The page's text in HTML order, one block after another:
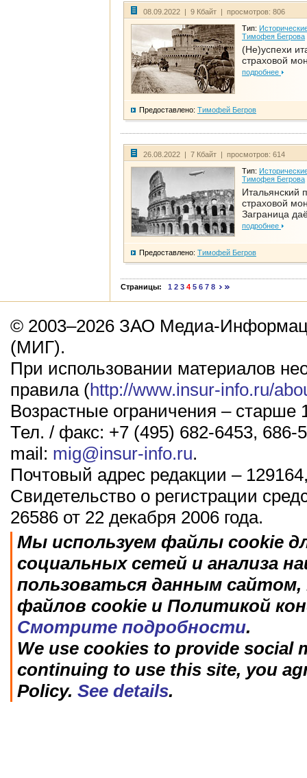
08.09.2022 | 9 Кбайт | просмотров: 806
Тип:
Тимофея Бегрова
(Не)успехи
страховой
подробнее
Предоставлено: Тимофей Бегров
26.08.2022 | 7 Кбайт | просмотров: 614
Тип:
Тимофея Бегрова
Итальянский
страховой
Заграница
подробнее
Предоставлено: Тимофей Бегров
Страницы: 1 2 3 4 5 6 7 8
© 2003–2026 ЗАО Медиа-
(МИГ).
При использовании материалов
правила (http://www.insur-info.ru/
Возрастные ограничения – старше
Тел. / факс: +7 (495) 682-6453, 686-
mail: mig@insur-info.ru.
Почтовый адрес редакции –
Свидетельство о регистрации
26586 от 22 декабря 2006 года.
Мы используем файлы cookie
социальных сетей и анализа
пользоваться данным
файлов cookie и Политикой
Смотрите подробности.
We use cookies to provide social
continuing to use this site, you
Policy. See details.